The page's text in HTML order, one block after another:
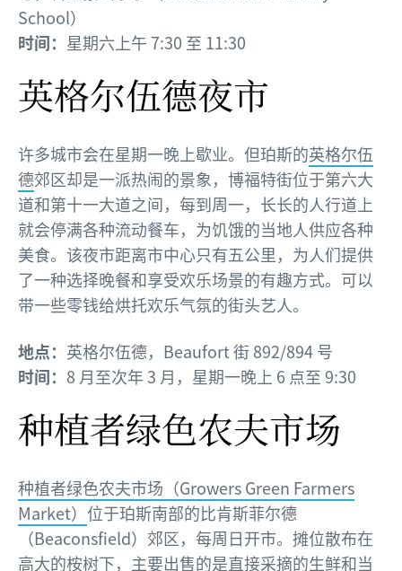
School）
时间： 星期六上午 7:30 至 11:30
英格尔伍德夜市
许多城市会在星期一晚上歇业。但珀斯的英格尔伍
德郊区却是一派热闹的景象，博福特街位于第六大
道和第十一大道之间，每到周一，长长的人行道上
就会停满各种流动餐车，为饥饿的当地人供应各种
美食。该夜市距离市中心只有五公里，为人们提供
了一种选择晚餐和享受欢乐场景的有趣方式。可以
带一些零钱给烘托欢乐气氛的街头艺人。
地点： 英格尔伍德，Beaufort 街 892/894 号
时间： 8 月至次年 3 月，星期一晚上 6 点至 9:30
种植者绿色农夫市场
种植者绿色农夫市场（Growers Green Farmers
Market） 位于珀斯南部的比肯斯菲尔德
（Beaconsfield）郊区，每周日开市。摊位散布在
高大的桉树下，主要出售的是直接采摘的生鲜和当